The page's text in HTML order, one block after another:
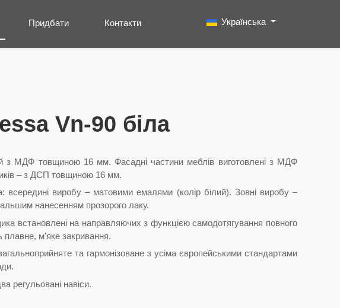
Придбати Контакти
Пошук
Type 2 or more characters for results.
Виберіть свою мову
Українська
Vn-90 біла
з МДФ товщиною 16 мм. Фасадні частини меблів виготовлені з МДФ
– з ДСП товщиною 16 мм.
всередині виробу – матовими емалями (колір білий). Зовні виробу –
нанесенням прозорого лаку.
встановлені на направляючих з функцією самодотягування повного
плавне, м'яке закривання.
та гармонізоване з усіма європейськими стандартами
регульовані навіси.